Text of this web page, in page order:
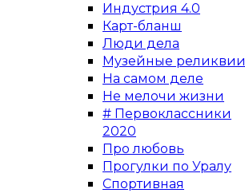
Индустрия 4.0
Карт-бланш
Люди дела
Музейные реликвии
На самом деле
Не мелочи жизни
# Первоклассники
2020
Про любовь
Прогулки по Уралу
Спортивная